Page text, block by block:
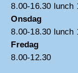
8.00-16.30 lunch
Onsdag
8.00-18.30 lunch
Fredag
8.00-12.30